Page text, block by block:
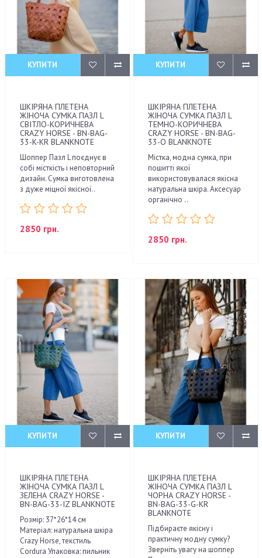
КУПИТИ
ШКІРЯНА ПЛЕТЕНА
ЖІНОЧА СУМКА ПАЗЛ L
СВІТЛО-КОРИЧНЕВА
CRAZY HORSE - BN-BAG-
33-K-KR BLANKNOTE
Шоппер Пазл L поєднує в
собі місткість і неповторний
дизайн. Сумка виготовлена
з дуже міцної якісної..
2850 грн.
КУПИТИ
ШКІРЯНА ПЛЕТЕНА
ЖІНОЧА СУМКА ПАЗЛ L
ТЕМНО-КОРИЧНЕВА
CRAZY HORSE - BN-BAG-
33-O BLANKNOTE
Містка, модна сумка, при
пошитті якої
використовувалася якісна
натуральна шкіра. Аксесуар
органічно ..
2850 грн.
КУПИТИ
ШКІРЯНА ПЛЕТЕНА
ЖІНОЧА СУМКА ПАЗЛ L
ЗЕЛЕНА CRAZY HORSE -
BN-BAG-33-IZ BLANKNOTE
Розмір: 37*26*14 см
Матеріал: натуральна шкіра
Crazy Horse, текстиль
Cordura Упаковка: пильник
КУПИТИ
ШКІРЯНА ПЛЕТЕНА
ЖІНОЧА СУМКА ПАЗЛ L
ЧОРНА CRAZY HORSE -
BN-BAG-33-G-KR
BLANKNOTE
Підбираєте якісну і
практичну модну сумку?
Зверніть увагу на шоппер